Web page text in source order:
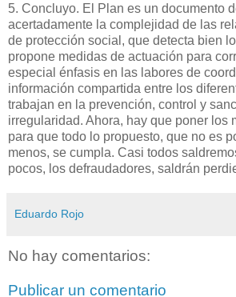
5. Concluyo. El Plan es un documento
acertadamente la complejidad de las
de protección social, que detecta bien
propone medidas de actuación para
especial énfasis en las labores de
información compartida entre los
trabajan en la prevención, control y
irregularidad. Ahora, hay que poner los
para que todo lo propuesto, que no es
menos, se cumpla. Casi todos
pocos, los defraudadores, saldrán
Eduardo Rojo
No hay comentarios:
Publicar un comentario